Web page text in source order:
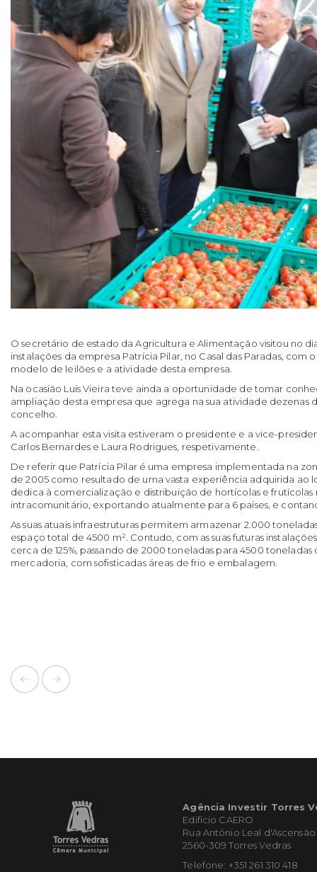
O secretário de estado da Agricultura e Alimentação visitou no
instalações da empresa Patrícia Pilar, no Casal das Paradas,
modelo de leilões e a atividade desta empresa.
Na ocasião Luís Vieira teve ainda a oportunidade de tomar
ampliação desta empresa que agrega na sua atividade dezenas
concelho.
A acompanhar esta visita estiveram o presidente e a vice-
Carlos Bernardes e Laura Rodrigues, respetivamente.
De referir que Patrícia Pilar é uma empresa implementada na
de 2005 como resultado de uma vasta experiência adquirida ao
dedica à comercialização e distribuição de hortícolas e
intracomunitário, exportando atualmente para 6 países, e
As suas atuais infraestruturas permitem armazenar 2.000
espaço total de 4500 m². Contudo, com as suas futuras
cerca de 125%, passando de 2000 toneladas para 4500
mercadoria, com sofisticadas áreas de frio e embalagem.
Agência Investir Torres
Edifício CAERO
Rua António Leal d'Ascensão
2560-309 Torres Vedras
Telefone: +351 261 310 418